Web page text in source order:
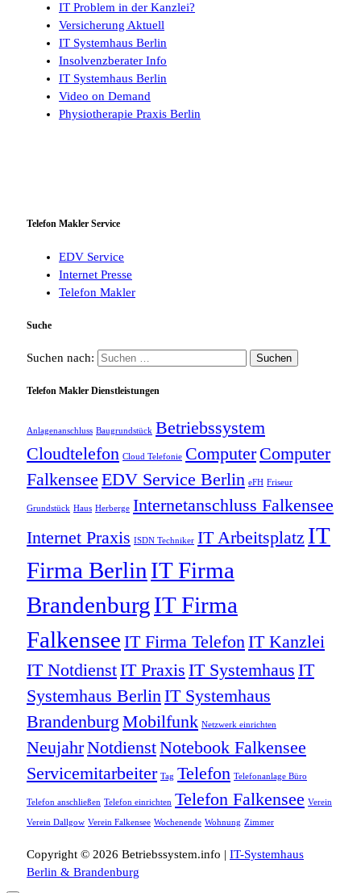
IT Problem in der Kanzlei?
Versicherung Aktuell
IT Systemhaus Berlin
Insolvenzberater Info
IT Systemhaus Berlin
Video on Demand
Physiotherapie Praxis Berlin
Telefon Makler Service
EDV Service
Internet Presse
Telefon Makler
Suche
Suchen nach:
Telefon Makler Dienstleistungen
Anlagenanschluss Baugrundstück Betriebssystem
Cloudtelefon Cloud Telefonie Computer Computer
Falkensee EDV Service Berlin eFH Friseur
Grundstück Haus Herberge Internetanschluss Falkensee
Internet Praxis ISDN Techniker IT Arbeitsplatz IT
Firma Berlin IT Firma
BrandenburgIT Firma
Falkensee IT Firma TelefonIT Kanzlei
IT NotdienstIT Praxis IT Systemhaus IT
Systemhaus BerlinIT Systemhaus
Brandenburg Mobilfunk Netzwerk einrichten
NeujahrNotdienstNotebook Falkensee
Servicemitarbeiter Tag Telefon Telefonanlage Büro
Telefon anschließen Telefon einrichten Telefon Falkensee Verein
Verein Dallgow Verein Falkensee Wochenende Wohnung Zimmer
Copyright © 2026 Betriebssystem.info | IT-Systemhaus
Berlin & Brandenburg